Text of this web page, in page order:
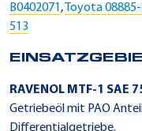
B0402071 ,Toyota
513
RAVENOL MTF-1 SAE
Getriebeöl mit PAO
Differentialgetriebe.